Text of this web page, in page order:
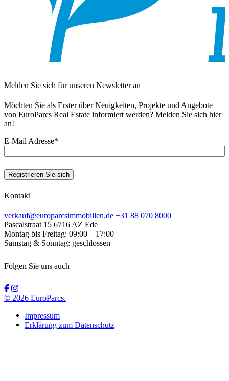
Melden Sie sich für unseren Newsletter an
Möchten Sie als Erster über Neuigkeiten, Projekte und Angebote
von EuroParcs Real Estate informiert werden? Melden Sie sich hier
an!
E-Mail Adresse*
Registrieren Sie sich
Kontakt
verkauf@europarcsimmobilien.de +31 88 070 8000
Pascalstraat 15 6716 AZ Ede
Montag bis Freitag: 09:00 – 17:00
Samstag & Sonntag: geschlossen
Folgen Sie uns auch
© 2026 EuroParcs.
Impressum
Erklärung zum Datenschutz